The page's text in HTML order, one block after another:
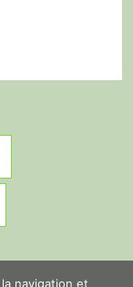
navigation et